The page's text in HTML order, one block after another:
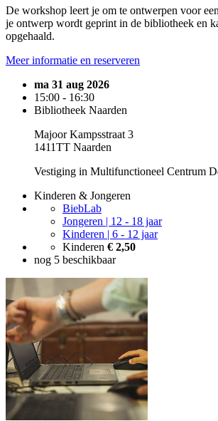
De workshop leert je om te ontwerpen voor
je ontwerp wordt geprint in de bibliotheek en
opgehaald.
Meer informatie en reserveren
ma 31 aug 2026
15:00 - 16:30
Bibliotheek Naarden
Majoor Kampsstraat 3
1411TT Naarden
Vestiging in Multifunctioneel Centrum
Kinderen & Jongeren
BiebLab
Jongeren | 12 - 18 jaar
Kinderen | 6 - 12 jaar
Kinderen € 2,50
nog 5 beschikbaar